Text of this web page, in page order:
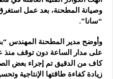
وصيانة المطحنة، بعد عمل
“سانا”.
وأوضح مدير المطحنة المهندس
على مدار الساعة دون توقف
كاف من الدقيق تم إجراء بعض
زيادة كفاءة طاقتها الإنتاجية